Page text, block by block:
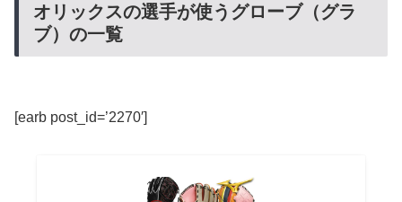
オリックスの選手が使うグローブ（グラ
ブ）の一覧
[earb post_id=’2270′]